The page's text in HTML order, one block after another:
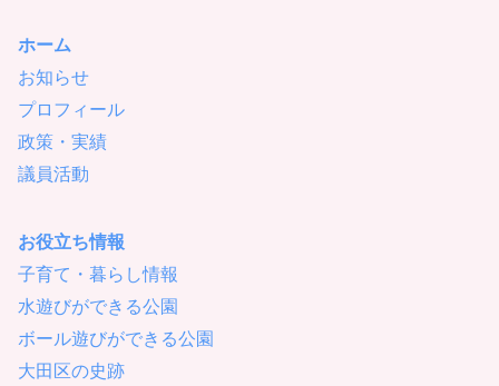
ホーム
お知らせ
プロフィール
政策・実績
議員活動
お役立ち情報
子育て・暮らし情報
水遊びができる公園
ボール遊びができる公園
大田区の史跡